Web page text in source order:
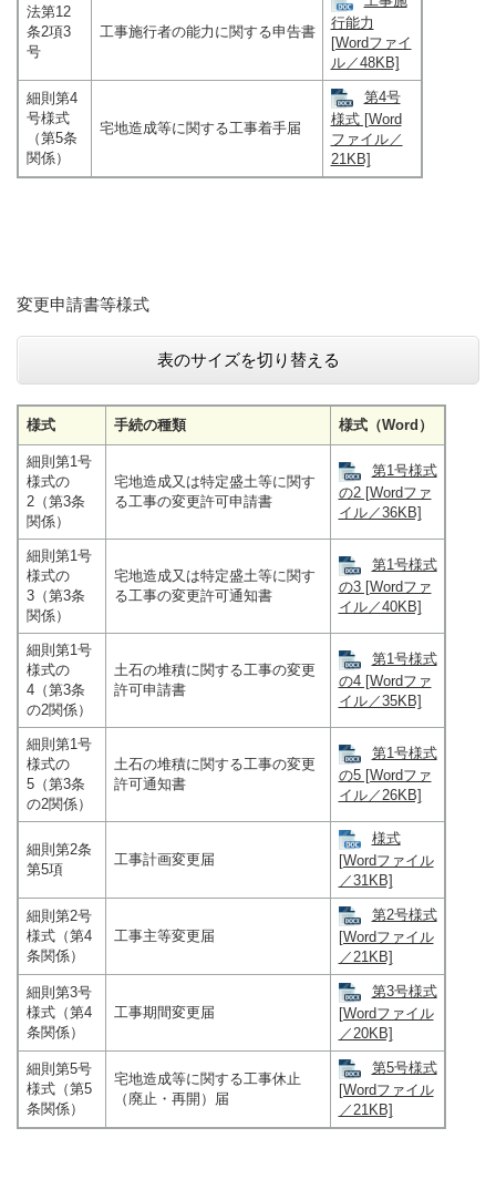
法第12
条2項3
号
工事施行者の能力に関する申告書
行能力
[Wordファイ
ル／48KB]
細則第4
号様式
（第5条
関係）
宅地造成等に関する工事着手届
第4号
様式 [Word
ファイル／
21KB]
変更申請書等様式
表のサイズを切り替える
様式 手続の種類 様式（Word）
細則第1号
様式の
2（第3条
関係）
宅地造成又は特定盛土等に関す
る工事の変更許可申請書
第1号様式
の2 [Wordファ
イル／36KB]
細則第1号
様式の
3（第3条
関係）
宅地造成又は特定盛土等に関す
る工事の変更許可通知書
第1号様式
の3 [Wordファ
イル／40KB]
細則第1号
様式の
4（第3条
の2関係）
土石の堆積に関する工事の変更
許可申請書
第1号様式
の4 [Wordファ
イル／35KB]
細則第1号
様式の
5（第3条
の2関係）
土石の堆積に関する工事の変更
許可通知書
第1号様式
の5 [Wordファ
イル／26KB]
細則第2条
第5項
工事計画変更届
様式
[Wordファイル
／31KB]
細則第2号
様式（第4
条関係）
工事主等変更届
第2号様式
[Wordファイル
／21KB]
細則第3号
様式（第4
条関係）
工事期間変更届
第3号様式
[Wordファイル
／20KB]
細則第5号
様式（第5
条関係）
宅地造成等に関する工事休止
（廃止・再開）届
第5号様式
[Wordファイル
／21KB]